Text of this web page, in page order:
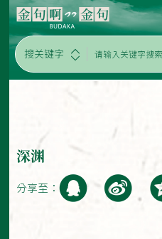
搜关键字
深渊
分享至：